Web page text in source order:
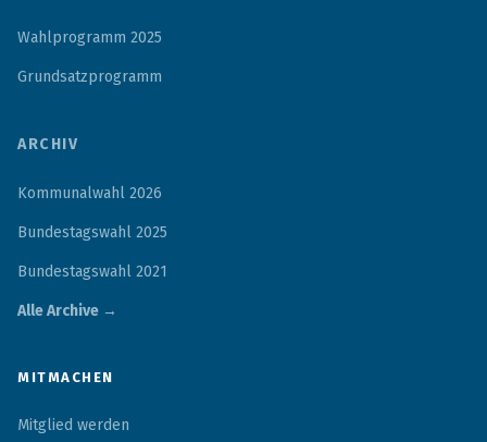
Wahlprogramm 2025
Grundsatzprogramm
ARCHIV
Kommunalwahl 2026
Bundestagswahl 2025
Bundestagswahl 2021
Alle Archive →
MITMACHEN
Mitglied werden